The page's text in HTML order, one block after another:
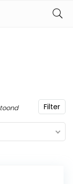
Filter